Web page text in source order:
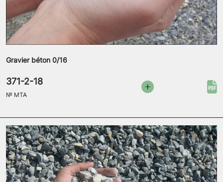
Gravier béton 0/16
371-2-18
№ MTA